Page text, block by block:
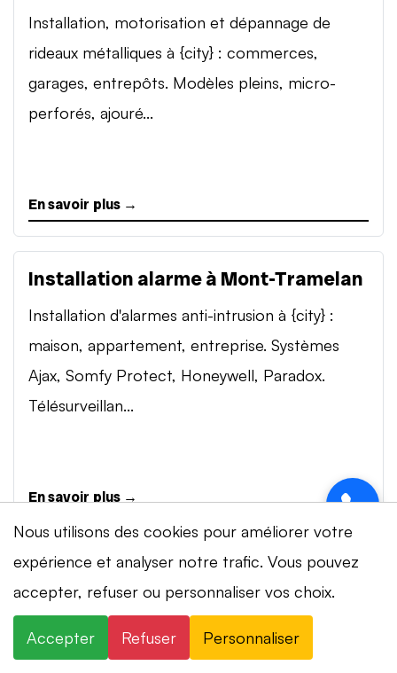
Installation, motorisation et dépannage de
rideaux métalliques à {city} : commerces,
garages, entrepôts. Modèles pleins, micro-
perforés, ajouré...
En savoir plus →
Installation alarme à Mont-Tramelan
Installation d'alarmes anti-intrusion à {city} :
maison, appartement, entreprise. Systèmes
Ajax, Somfy Protect, Honeywell, Paradox.
Télésurveillan...
En savoir plus →
Vidéosurveillance à Mont-Tramelan
Installation de systèmes de vidéosurveillance à
{city} : caméras IP 4K, visionnage smartphone,
Nous utilisons des cookies pour améliorer votre
expérience et analyser notre trafic. Vous pouvez
accepter, refuser ou personnaliser vos choix.
Accepter Refuser Personnaliser
⚡ Intervention en 20 min· 24h/24 · 7j/7 ·
Devis gratuit
+41 78 319 32 82
WhatsApp